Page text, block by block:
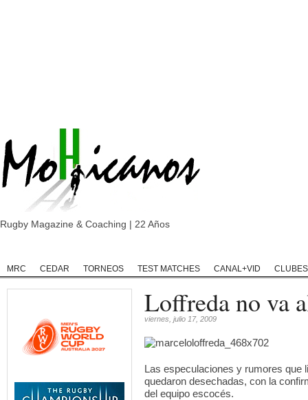
Rugby Magazine & Coaching | 22 Años
MRC
CEDAR TORNEOS TEST MATCHES CANAL+VID CLUBES
Loffreda no va
viernes, julio 17, 2009
Las especulaciones y rumores que
quedaron desechadas, con la
del equipo escocés.